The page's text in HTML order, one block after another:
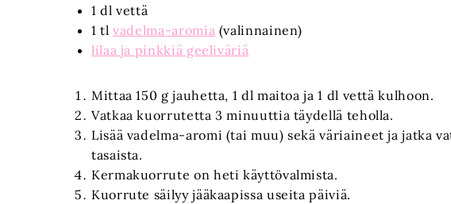
1 dl vettä
1 tlvadelma-aromia (valinnainen)
lilaa ja pinkkiä geeliväriä
Mittaa 150 g jauhetta, 1 dl maitoa ja 1 dl vettä kulhoon.
Vatkaa kuorrutetta 3 minuuttia täydellä teholla.
Lisää vadelma-aromi (tai muu) sekä väriaineet ja jatka
tasaista.
Kermakuorrute on heti käyttövalmista.
Kuorrute säilyy jääkaapissa useita päiviä.